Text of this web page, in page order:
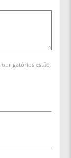
obrigatórios estão